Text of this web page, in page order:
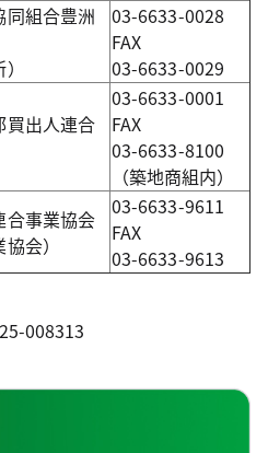
同組合豊洲
03-6633-0028
FAX
03-6633-0029
買出人連合
03-6633-0001
FAX
03-6633-8100
（築地商組内）
合事業協会
会）
03-6633-9611
FAX
03-6633-9613
008313